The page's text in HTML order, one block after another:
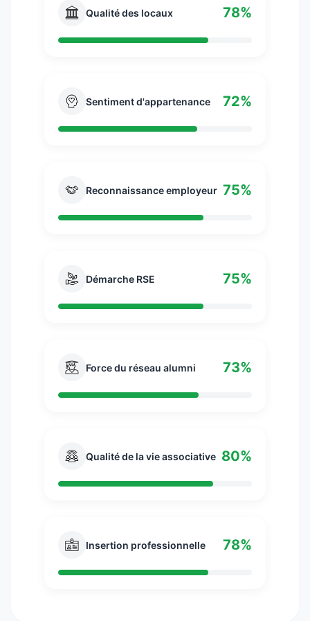
management de France. Elle est également
de Toulouse Tech.
Qualité des locaux 78%
Sentiment d'appartenance 72%
Reconnaissance employeur 75%
Démarche RSE 75%
Force du réseau alumni 73%
Qualité de la vie associative 80%
Insertion professionnelle 78%